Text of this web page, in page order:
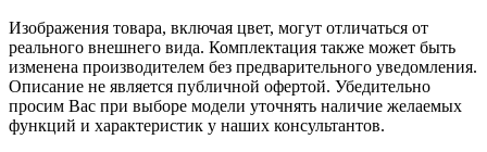
Изображения товара, включая цвет, могут отличаться от
реального внешнего вида. Комплектация также может быть
изменена производителем без предварительного уведомления.
Описание не является публичной офертой. Убедительно
просим Вас при выборе модели уточнять наличие желаемых
функций и характеристик у наших консультантов.